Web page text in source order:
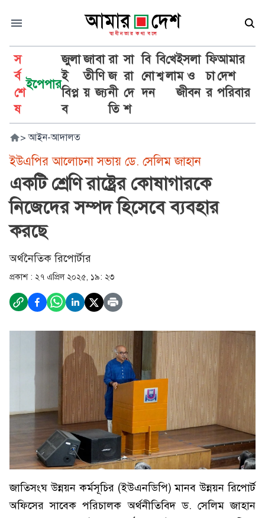
স
র্ব
শে
ষ
ইপেপার
জুলা
ই
বিপ্ল
ব
জা
তী
য়
বা
ণি
জ্য
রা
জ
নী
তি
সা
রা
দে
শ
বি
নো
দন
বি
শ্ব
খে
লা
ইসলা
ম ও
জীবন
ফি
চা
র
আমার
দেশ
পরিবার
> আইন-আদালত
ইউএপির আলোচনা সভায় ডে. সেলিম জাহান
একটি শ্রেণি রাষ্ট্রের কোষাগারকে
নিজেদের সম্পদ হিসেবে ব্যবহার
করছে
অর্থনৈতিক রিপোর্টার
প্রকাশ : ২৭ এপ্রিল ২০২৫, ১৯: ২৩
জাতিসংঘ উন্নয়ন কর্মসূচির (ইউএনডিপি) মানব উন্নয়ন রিপোর্ট
অফিসের সাবেক পরিচালক অর্থনীতিবিদ ড. সেলিম জাহান